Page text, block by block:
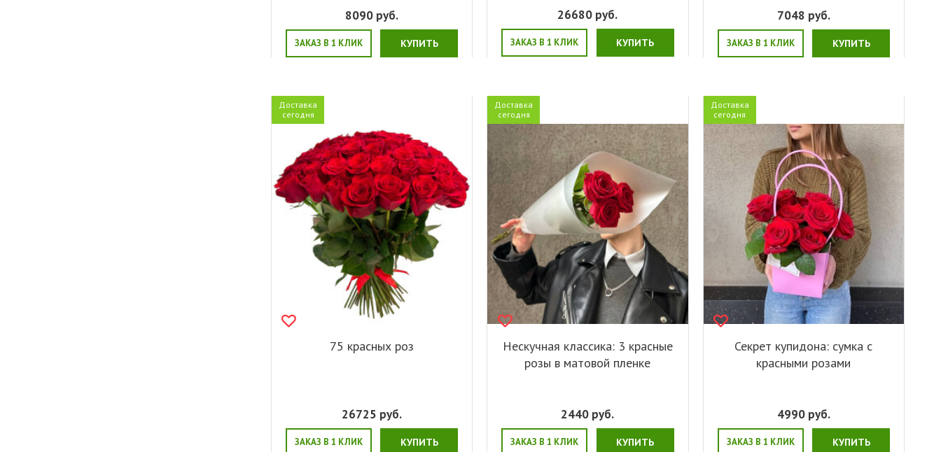
8090 руб.
ЗАКАЗ В 1 КЛИК КУПИТЬ
26680 руб.
ЗАКАЗ В 1 КЛИК КУПИТЬ
7048 руб.
ЗАКАЗ В 1 КЛИК КУПИТЬ
Доставка
сегодня
75 красных роз
26725 руб.
ЗАКАЗ В 1 КЛИК КУПИТЬ
Доставка
сегодня
Нескучная классика: 3 красные
розы в матовой пленке
2440 руб.
ЗАКАЗ В 1 КЛИК КУПИТЬ
Доставка
сегодня
Секрет купидона: сумка с
красными розами
4990руб.
ЗАКАЗ В 1 КЛИК КУПИТЬ